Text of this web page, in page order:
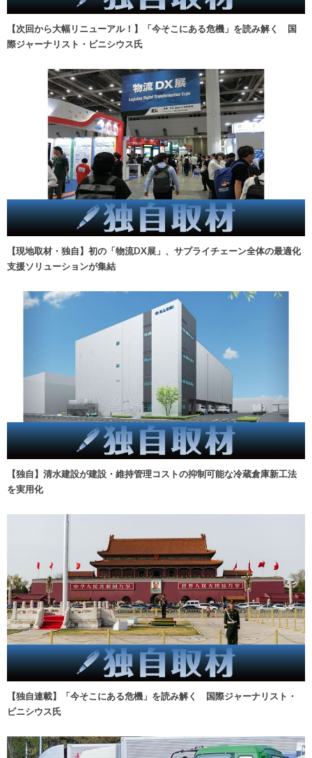
【次回から大幅リニューアル！】「今そこにある危機」を読み解く 国
際ジャーナリスト・ビニシウス氏
【現地取材・独自】初の「物流DX展」、サプライチェーン全体の最適化
支援ソリューションが集結
【独自】清水建設が建設・維持管理コストの抑制可能な冷蔵倉庫新工法
を実用化
【独自連載】「今そこにある危機」を読み解く 国際ジャーナリスト・
ビニシウス氏